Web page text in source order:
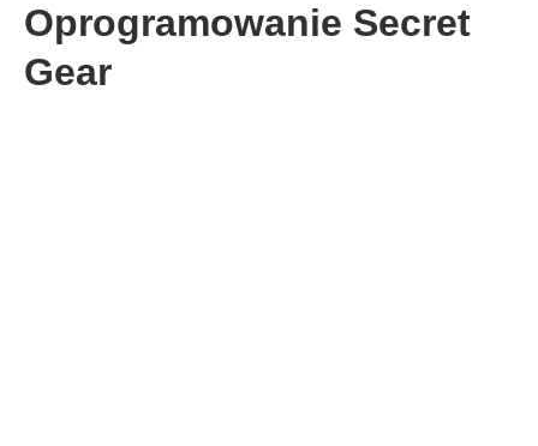
Oprogramowanie Secret
Gear